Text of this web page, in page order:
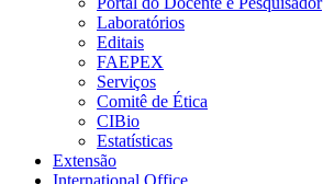
Laboratórios
Editais
FAEPEX
Serviços
Comitê de Ética
CIBio
Estatísticas
Extensão
International Office